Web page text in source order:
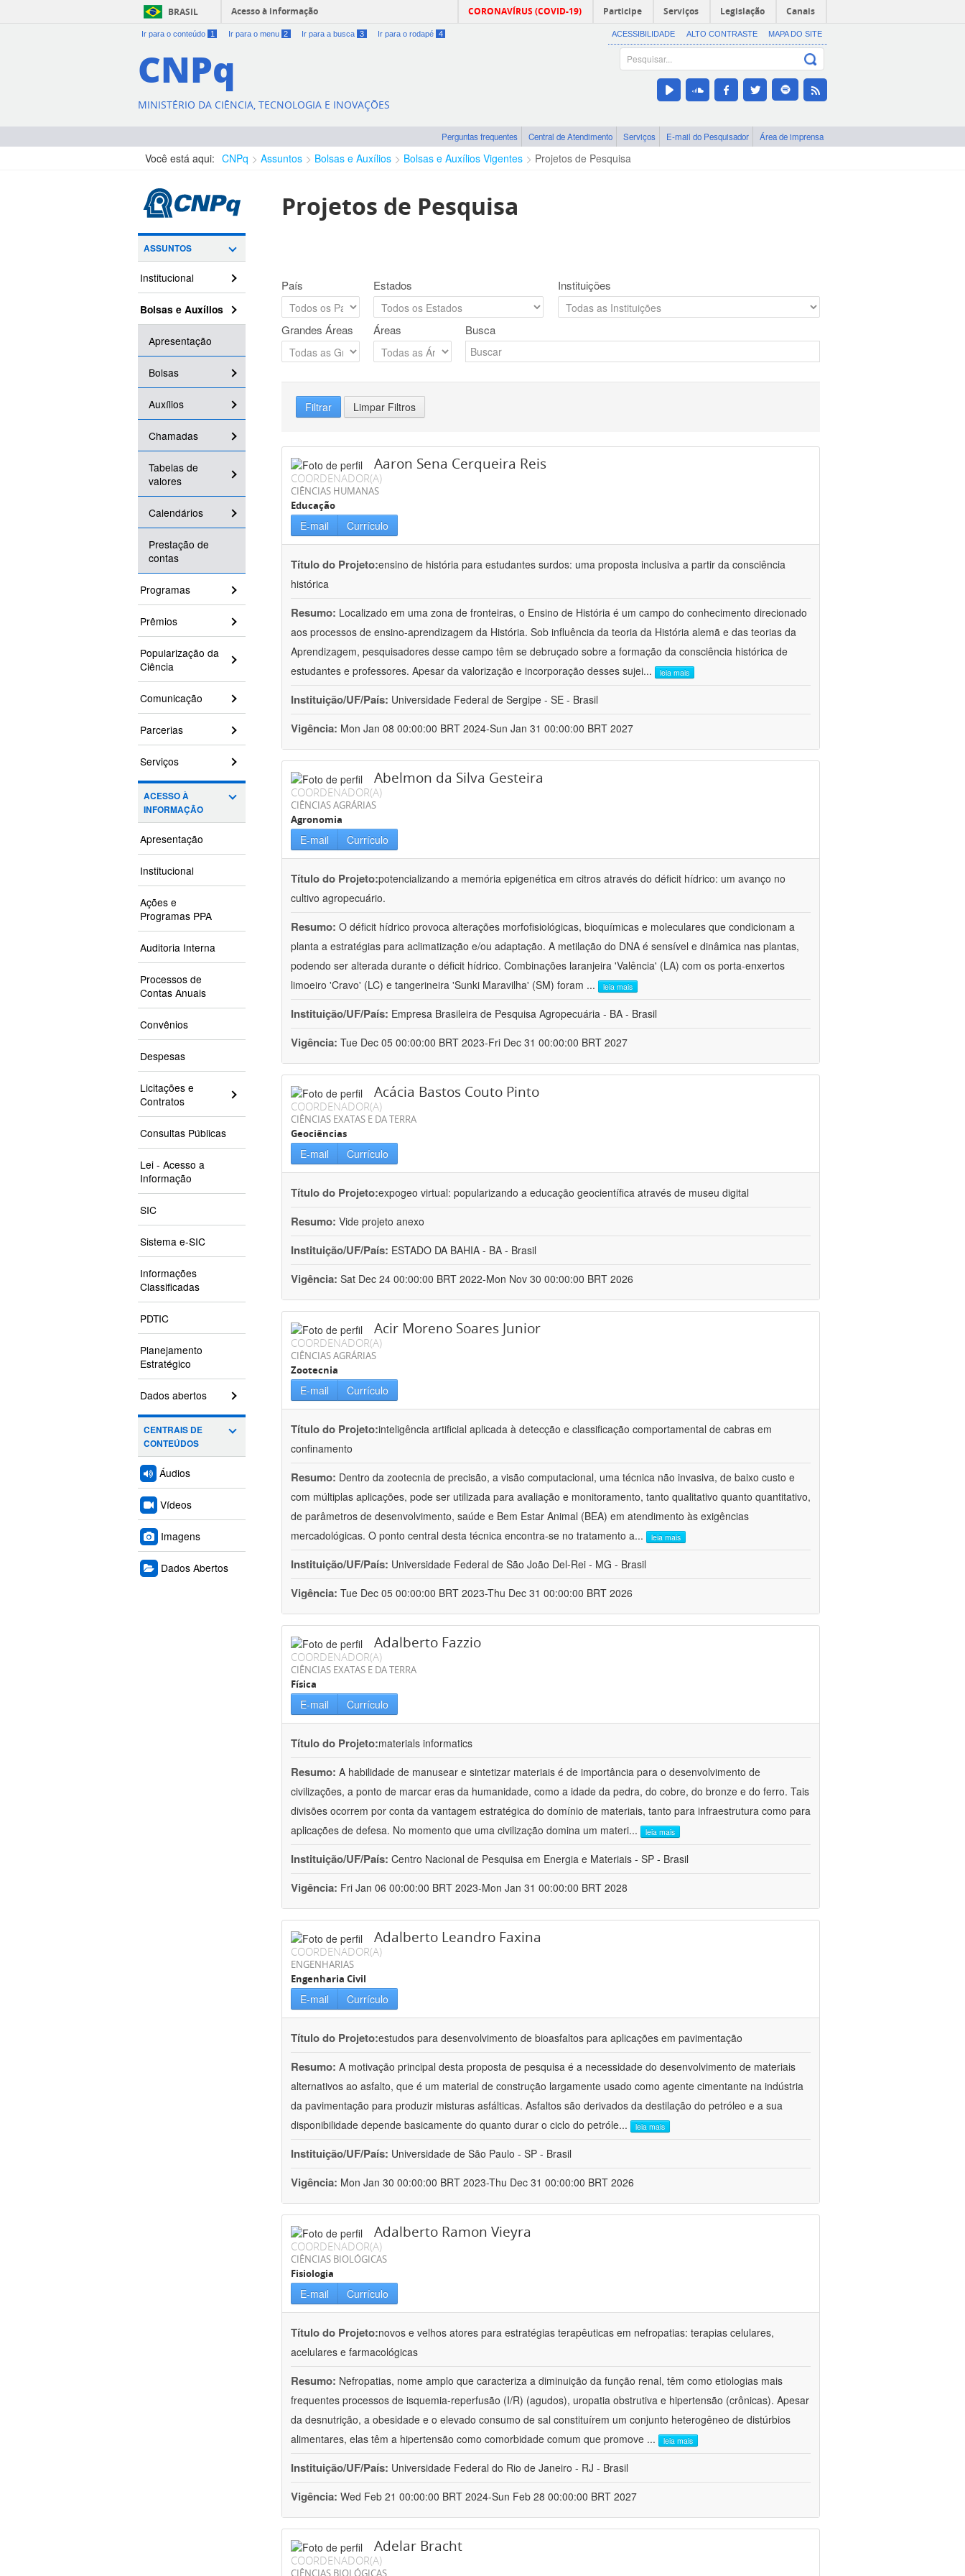
BRASIL Acesso à informação CORONAVÍRUS (COVID-19) Participe Serviços Legislação Canais
Ir para o conteúdo 1 Ir para o menu 2 Ir para a busca 3 Ir para o rodapé 4 ACESSIBILIDADE ALTO CONTRASTE MAPA DO SITE
CNPq
MINISTÉRIO DA CIÊNCIA, TECNOLOGIA E INOVAÇÕES
Perguntas frequentes Central de Atendimento Serviços E-mail do Pesquisador Área de imprensa
Você está aqui: CNPq Assuntos Bolsas e Auxílios Bolsas e Auxílios Vigentes Projetos de Pesquisa
ASSUNTOS
Institucional
Bolsas e Auxílios
Apresentação
Bolsas
Auxílios
Chamadas
Tabelas de
valores
Calendários
Prestação de
contas
Programas
Prêmios
Popularização da
Ciência
Comunicação
Parcerias
Serviços
ACESSO À
INFORMAÇÃO
Apresentação
Institucional
Ações e
Programas PPA
Auditoria Interna
Processos de
Contas Anuais
Convênios
Despesas
Licitações e
Contratos
Consultas Públicas
Lei - Acesso a
Informação
SIC
Sistema e-SIC
Informações
Classificadas
PDTIC
Planejamento
Estratégico
Dados abertos
CENTRAIS DE
CONTEÚDOS
Áudios
Vídeos
Imagens
Dados Abertos
Projetos de Pesquisa
País Estados Instituições
Grandes Áreas Áreas Busca
Filtrar Limpar Filtros
Aaron Sena Cerqueira Reis
COORDENADOR(A)
CIÊNCIAS HUMANAS
Educação
E-mail Currículo
Título do Projeto:ensino de história para estudantes surdos: uma proposta inclusiva a partir da consciência
histórica
Resumo: Localizado em uma zona de fronteiras, o Ensino de História é um campo do conhecimento direcionado
aos processos de ensino-aprendizagem da História. Sob influência da teoria da História alemã e das teorias da
Aprendizagem, pesquisadores desse campo têm se debruçado sobre a formação da consciência histórica de
estudantes e professores. Apesar da valorização e incorporação desses sujei... leia mais
Instituição/UF/País: Universidade Federal de Sergipe - SE - Brasil
Vigência: Mon Jan 08 00:00:00 BRT 2024-Sun Jan 31 00:00:00 BRT 2027
Abelmon da Silva Gesteira
COORDENADOR(A)
CIÊNCIAS AGRÁRIAS
Agronomia
E-mail Currículo
Título do Projeto:potencializando a memória epigenética em citros através do déficit hídrico: um avanço no
cultivo agropecuário.
Resumo: O déficit hídrico provoca alterações morfofisiológicas, bioquímicas e moleculares que condicionam a
planta a estratégias para aclimatização e/ou adaptação. A metilação do DNA é sensível e dinâmica nas plantas,
podendo ser alterada durante o déficit hídrico. Combinações laranjeira 'Valência' (LA) com os porta-enxertos
limoeiro 'Cravo' (LC) e tangerineira 'Sunki Maravilha' (SM) foram ... leia mais
Instituição/UF/País: Empresa Brasileira de Pesquisa Agropecuária - BA - Brasil
Vigência: Tue Dec 05 00:00:00 BRT 2023-Fri Dec 31 00:00:00 BRT 2027
Acácia Bastos Couto Pinto
COORDENADOR(A)
CIÊNCIAS EXATAS E DA TERRA
Geociências
E-mail Currículo
Título do Projeto:expogeo virtual: popularizando a educação geocientífica através de museu digital
Resumo: Vide projeto anexo
Instituição/UF/País: ESTADO DA BAHIA - BA - Brasil
Vigência: Sat Dec 24 00:00:00 BRT 2022-Mon Nov 30 00:00:00 BRT 2026
Acir Moreno Soares Junior
COORDENADOR(A)
CIÊNCIAS AGRÁRIAS
Zootecnia
E-mail Currículo
Título do Projeto:inteligência artificial aplicada à detecção e classificação comportamental de cabras em
confinamento
Resumo: Dentro da zootecnia de precisão, a visão computacional, uma técnica não invasiva, de baixo custo e
com múltiplas aplicações, pode ser utilizada para avaliação e monitoramento, tanto qualitativo quanto quantitativo,
de parâmetros de desenvolvimento, saúde e Bem Estar Animal (BEA) em atendimento às exigências
mercadológicas. O ponto central desta técnica encontra-se no tratamento a... leia mais
Instituição/UF/País: Universidade Federal de São João Del-Rei - MG - Brasil
Vigência: Tue Dec 05 00:00:00 BRT 2023-Thu Dec 31 00:00:00 BRT 2026
Adalberto Fazzio
COORDENADOR(A)
CIÊNCIAS EXATAS E DA TERRA
Física
E-mail Currículo
Título do Projeto:materials informatics
Resumo: A habilidade de manusear e sintetizar materiais é de importância para o desenvolvimento de
civilizações, a ponto de marcar eras da humanidade, como a idade da pedra, do cobre, do bronze e do ferro. Tais
divisões ocorrem por conta da vantagem estratégica do domínio de materiais, tanto para infraestrutura como para
aplicações de defesa. No momento que uma civilização domina um materi... leia mais
Instituição/UF/País: Centro Nacional de Pesquisa em Energia e Materiais - SP - Brasil
Vigência: Fri Jan 06 00:00:00 BRT 2023-Mon Jan 31 00:00:00 BRT 2028
Adalberto Leandro Faxina
COORDENADOR(A)
ENGENHARIAS
Engenharia Civil
E-mail Currículo
Título do Projeto:estudos para desenvolvimento de bioasfaltos para aplicações em pavimentação
Resumo: A motivação principal desta proposta de pesquisa é a necessidade do desenvolvimento de materiais
alternativos ao asfalto, que é um material de construção largamente usado como agente cimentante na indústria
da pavimentação para produzir misturas asfálticas. Asfaltos são derivados da destilação do petróleo e a sua
disponibilidade depende basicamente do quanto durar o ciclo do petróle... leia mais
Instituição/UF/País: Universidade de São Paulo - SP - Brasil
Vigência: Mon Jan 30 00:00:00 BRT 2023-Thu Dec 31 00:00:00 BRT 2026
Adalberto Ramon Vieyra
COORDENADOR(A)
CIÊNCIAS BIOLÓGICAS
Fisiologia
E-mail Currículo
Título do Projeto:novos e velhos atores para estratégias terapêuticas em nefropatias: terapias celulares,
acelulares e farmacológicas
Resumo: Nefropatias, nome amplo que caracteriza a diminuição da função renal, têm como etiologias mais
frequentes processos de isquemia-reperfusão (I/R) (agudos), uropatia obstrutiva e hipertensão (crônicas). Apesar
da desnutrição, a obesidade e o elevado consumo de sal constituírem um conjunto heterogêneo de distúrbios
alimentares, elas têm a hipertensão como comorbidade comum que promove ... leia mais
Instituição/UF/País: Universidade Federal do Rio de Janeiro - RJ - Brasil
Vigência: Wed Feb 21 00:00:00 BRT 2024-Sun Feb 28 00:00:00 BRT 2027
Adelar Bracht
COORDENADOR(A)
CIÊNCIAS BIOLÓGICAS